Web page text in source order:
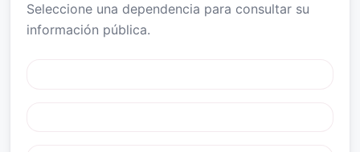
Seleccione una dependencia para consultar su
información pública.